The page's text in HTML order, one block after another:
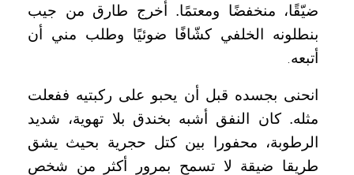
ضيّقًا، منخفضًا ومعتمًا. أخرج طارق من جيب
بنطلونه الخلفي كشّافًا ضوئيًا وطلب مني أن
أتبعه.
انحنى بجسده قبل أن يحبو على ركبتيه ففعلت
مثله. كان النفق أشبه بخندق بلا تهوية، شديد
الرطوبة، محفورا بين كتل حجرية بحيث يشق
طريقا ضيقة لا تسمح بمرور أكثر من شخص